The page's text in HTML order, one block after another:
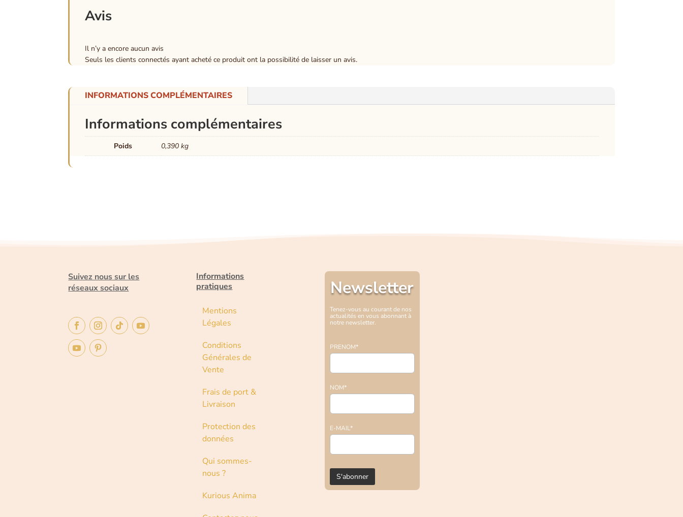
Avis
Il n’y a encore aucun avis
Seuls les clients connectés ayant acheté ce produit ont la possibilité de laisser un avis.
INFORMATIONS COMPLÉMENTAIRES
Informations complémentaires
Poids 0,390 kg
Suivez nous sur les
réseaux sociaux
Informations
pratiques
Mentions
Légales
Conditions
Générales de
Vente
Frais de port &
Livraison
Protection des
données
Qui sommes-
nous ?
Kurious Anima
Newsletter
Tenez-vous au courant de nos
actualités en vous abonnant à
notre newsletter.
PRENOM*
NOM*
E-MAIL*